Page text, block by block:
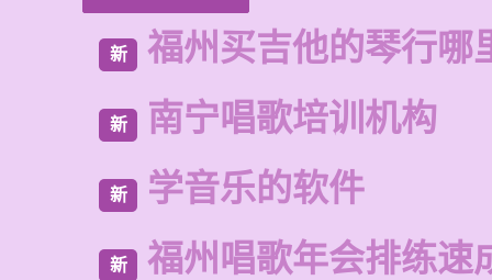
新 福州买吉他的琴行哪
新 南宁唱歌培训机构
新 学音乐的软件
新 福州唱歌年会排练速